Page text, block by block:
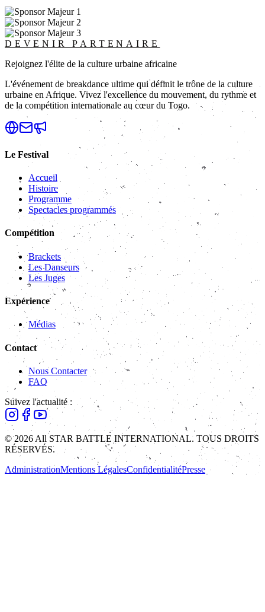
DEVENIR PARTENAIRE
Rejoignez l'élite de la culture urbaine africaine
L'événement de breakdance ultime qui définit le trône de la culture
urbaine en Afrique. Vivez l'excellence du mouvement, du rythme et
de la compétition internationale au cœur du Togo.
Le Festival
Accueil
Histoire
Programme
Spectacles programmés
Compétition
Brackets
Les Danseurs
Les Juges
Expérience
Médias
Contact
Nous Contacter
FAQ
Suivez l'actualité :
© 2026 All STAR BATTLE INTERNATIONAL. TOUS DROITS
RÉSERVÉS.
AdministrationMentions LégalesConfidentialitéPresse